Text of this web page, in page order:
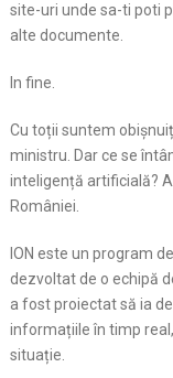
site-uri unde sa-ti poti
alte documente.
In fine.
Cu toții suntem
ministru. Dar ce se
inteligență artificială?
României.
ION este un program
dezvoltat de o echipă
a fost proiectat să ia
informațiile în timp
situație.